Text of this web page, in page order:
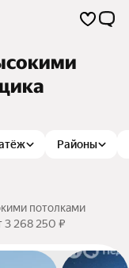
Районы
потолками
3 268 250 ₽